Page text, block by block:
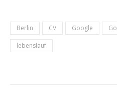
Berlin CV Google
lebenslauf